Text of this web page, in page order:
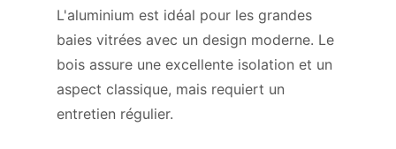
L'aluminium est idéal pour les grandes
baies vitrées avec un design moderne. Le
bois assure une excellente isolation et un
aspect classique, mais requiert un
entretien régulier.